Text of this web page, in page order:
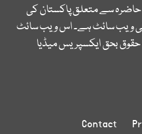
حاضرہ سے متعلق پاکستان کی
ویب سائٹ ہے۔ اس ویب سائٹ
حقوق بحق ایکسپریس میڈیا
Contact